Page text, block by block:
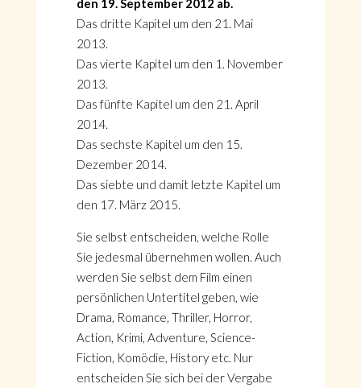
den 19. September 2012 ab.
Das dritte Kapitel um den 21. Mai
2013.
Das vierte Kapitel um den 1. November
2013.
Das fünfte Kapitel um den 21. April
2014.
Das sechste Kapitel um den 15.
Dezember 2014.
Das siebte und damit letzte Kapitel um
den 17. März 2015.
Sie selbst entscheiden, welche Rolle
Sie jedesmal übernehmen wollen. Auch
werden Sie selbst dem Film einen
persönlichen Untertitel geben, wie
Drama, Romance, Thriller, Horror,
Action, Krimi, Adventure, Science-
Fiction, Komödie, History etc. Nur
entscheiden Sie sich bei der Vergabe